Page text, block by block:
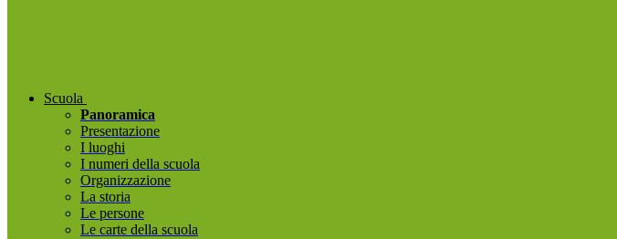
Scuola
Panoramica
Presentazione
I luoghi
I numeri della scuola
Organizzazione
La storia
Le persone
Le carte della scuola